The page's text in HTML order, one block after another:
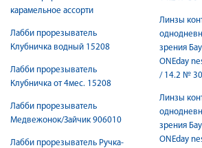
карамельное ассорти
Лабби прорезыватель
Клубничка водный 15208
Лабби прорезыватель
Клубничка от 4мес. 15208
Лабби прорезыватель
Медвежонок/Зайчик 906010
Лабби прорезыватель Ручка-
Линзы
зрения
ONEday
/ 14.2 № 30
Линзы
зрения
ONEday